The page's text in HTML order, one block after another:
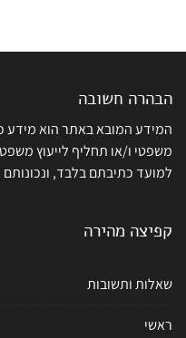
הבהרה חשובה
המידע המובא באתר הוא מידע
משפטי ו/או תחליף לייעוץ
למועד כתיבתם בלבד,
קפיצה מהירה
שאלות ותשובות
ראשי